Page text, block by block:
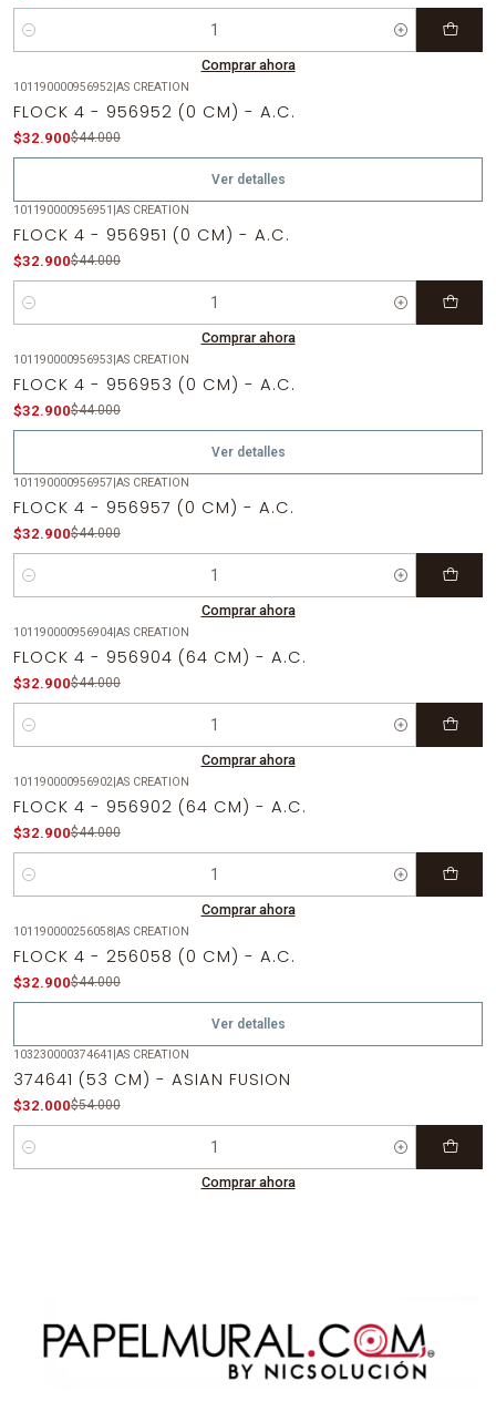
Cantidad
Comprar ahora
Agotado
101190000956952|AS CREATION
FLOCK 4 - 956952 (0 CM) - A.C.
$32.900$44.000
Ver detalles
101190000956951 |AS CREATION
FLOCK 4 - 956951 (0 CM) - A.C.
$32.900$44.000
Cantidad
Comprar ahora
Agotado
101190000956953|AS CREATION
FLOCK 4 - 956953 (0 CM) - A.C.
$32.900$44.000
Ver detalles
101190000956957|AS CREATION
FLOCK 4 - 956957 (0 CM) - A.C.
$32.900$44.000
Cantidad
Comprar ahora
101190000956904|AS CREATION
FLOCK 4 - 956904 (64 CM) - A.C.
$32.900$44.000
Cantidad
Comprar ahora
101190000956902|AS CREATION
FLOCK 4 - 956902 (64 CM) - A.C.
$32.900$44.000
Cantidad
Comprar ahora
Agotado
101190000256058|AS CREATION
FLOCK 4 - 256058 (0 CM) - A.C.
$32.900$44.000
Ver detalles
-41% OFF
103230000374641 |AS CREATION
374641 (53 CM) - ASIAN FUSION
$32.000$54.000
Cantidad
Comprar ahora